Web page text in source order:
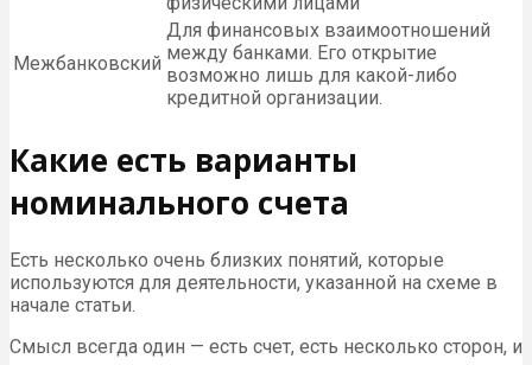
Межбанковский
Для финансовых взаимоотношений
между банками. Его открытие
возможно лишь для какой-либо
кредитной организации.
Какие есть варианты
номинального счета
Есть несколько очень близких понятий, которые
используются для деятельности, указанной на схеме в
начале статьи.
Смысл всегда один — есть счет, есть несколько сторон, и